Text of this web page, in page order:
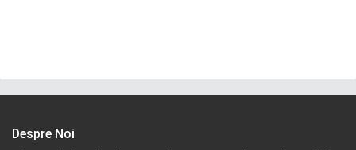
Despre Noi